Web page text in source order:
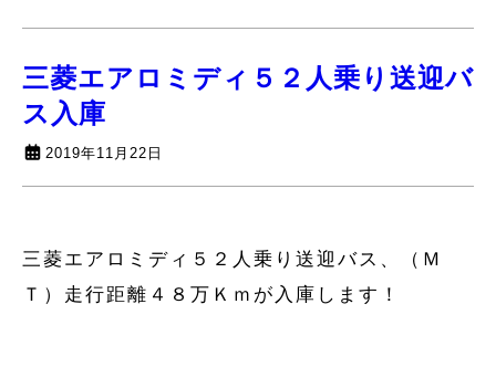
三菱エアロミディ５２人乗り送迎バ
ス入庫
2019年11月22日
三菱エアロミディ５２人乗り送迎バス、（Ｍ
Ｔ）走行距離４８万Ｋｍが入庫します！